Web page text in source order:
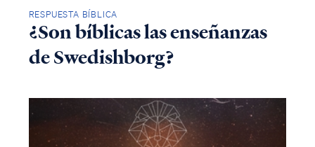
RESPUESTA BÍBLICA
¿Son bíblicas las enseñanzas
de Swedishborg?